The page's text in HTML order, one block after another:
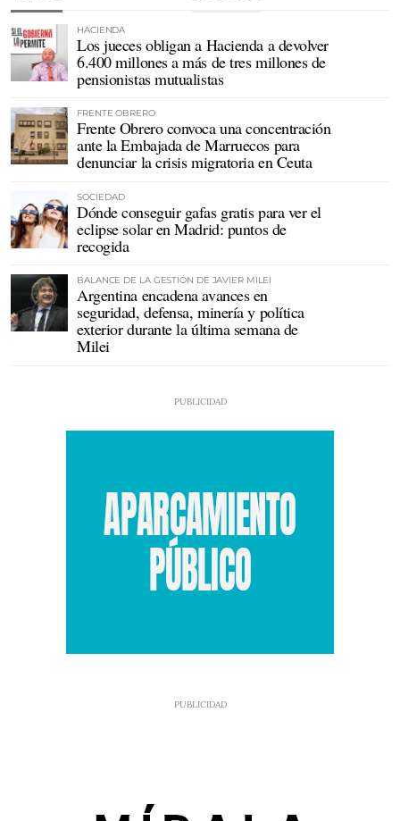
HACIENDA
Los jueces obligan a Hacienda a devolver
6.400 millones a más de tres millones de
pensionistas mutualistas
FRENTE OBRERO
Frente Obrero convoca una concentración
ante la Embajada de Marruecos para
denunciar la crisis migratoria en Ceuta
SOCIEDAD
Dónde conseguir gafas gratis para ver el
eclipse solar en Madrid: puntos de
recogida
BALANCE DE LA GESTIÓN DE JAVIER MILEI
Argentina encadena avances en
seguridad, defensa, minería y política
exterior durante la última semana de
Milei